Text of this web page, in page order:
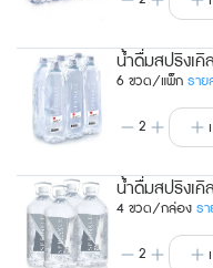
น้ำดื่มสปริงเ
6 ขวด/แพ็กราย
2
น้ำดื่มสปริงเ
4 ขวด/กล่องร
2